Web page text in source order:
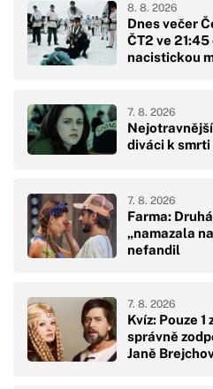
Dnes večer
ČT2 ve
nacistickou
8. 8. 2026
diváci k
7. 8. 2026
Farma:
„namazala
nefandil
7. 8. 2026
Kvíz: Pouze 1
správně
Janě
7. 8. 2026